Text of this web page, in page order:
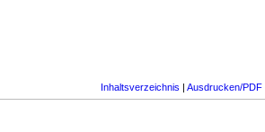
Inhaltsverzeichnis | Ausdrucken/PDF